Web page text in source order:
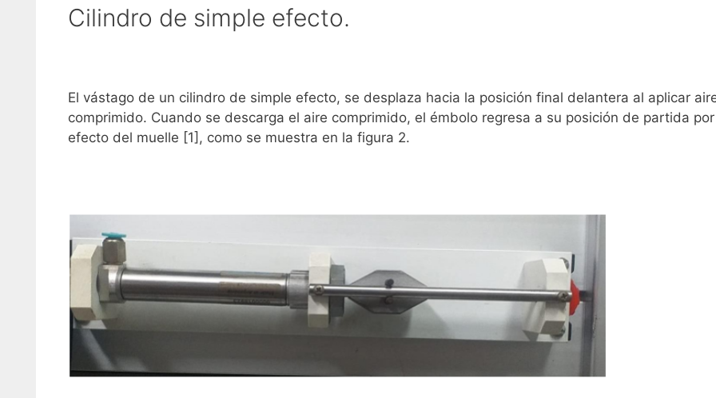
Cilindro de simple efecto.
El vástago de un cilindro de simple efecto, se desplaza hacia la posición final delantera al aplicar
comprimido. Cuando se descarga el aire comprimido, el émbolo regresa a su posición de partida por
efecto del muelle [1], como se muestra en la figura 2.